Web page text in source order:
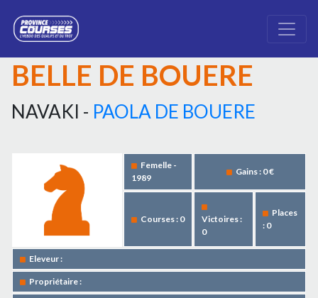
BELLE DE BOUERE
NAVAKI - PAOLA DE BOUERE
Femelle -
1989
Gains : 0 €
Courses : 0
Victoires :
0
Places
: 0
Eleveur :
Propriétaire :